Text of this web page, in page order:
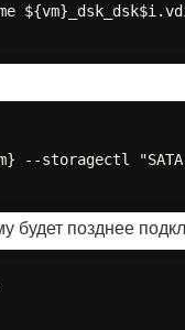
--storagectl
будет позднее